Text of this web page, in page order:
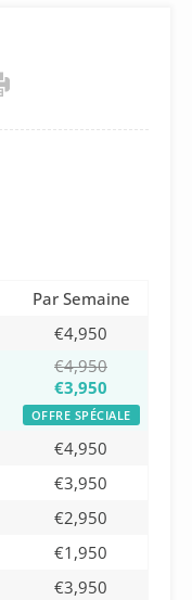
Par Semaine
€4,950
€4,950
€3,950
OFFRE SPÉCIALE
€4,950
€3,950
€2,950
€1,950
€3,950